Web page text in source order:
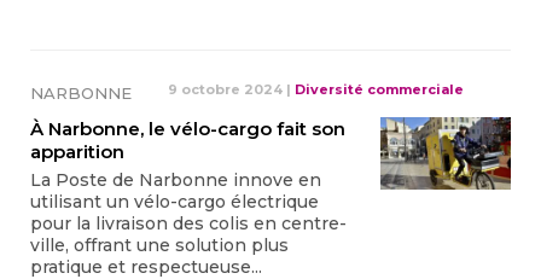
NARBONNE 9 octobre 2024 | Diversité commerciale
À Narbonne, le vélo-cargo fait son
apparition
La Poste de Narbonne innove en
utilisant un vélo-cargo électrique
pour la livraison des colis en centre-
ville, offrant une solution plus
pratique et respectueuse...